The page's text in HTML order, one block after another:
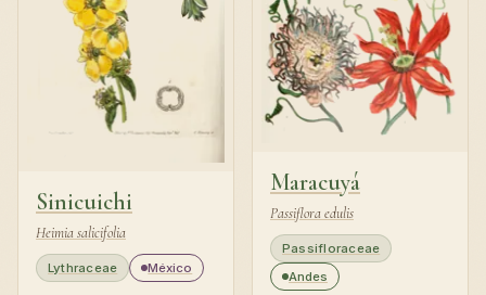
Sinicuichi
Heimia salicifolia
Lythraceae México
Maracuyá
Passiflora edulis
Passifloraceae
Andes